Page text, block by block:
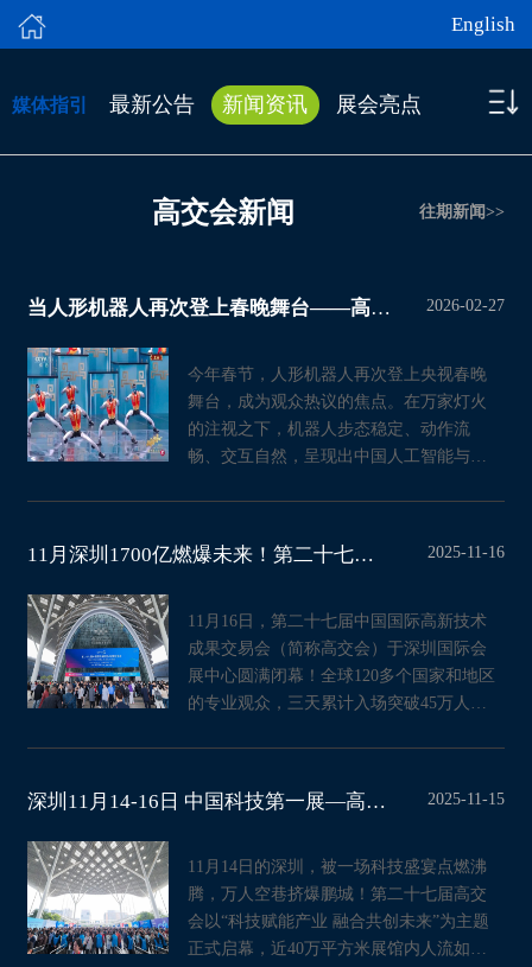
English
媒体指引 最新公告 新闻资讯 展会亮点
高交会新闻 往期新闻>>
当人形机器人再次登上春晚舞台——高交会亚洲机器人产业链展见证中国机器人 2026-02-27
今年春节，人形机器人再次登上央视春晚
舞台，成为观众热议的焦点。在万家灯火
的注视之下，机器人步态稳定、动作流
畅、交互自然，呈现出中国人工智能与机
11月深圳1700亿燃爆未来！第二十七届高交会圆满闭幕！ 2025-11-16
11月16日，第二十七届中国国际高新技术
成果交易会（简称高交会）于深圳国际会
展中心圆满闭幕！全球120多个国家和地区
的专业观众，三天累计入场突破45万人
深圳11月14-16日 中国科技第一展—高交会人山人海 观者如潮 2025-11-15
11月14日的深圳，被一场科技盛宴点燃沸
腾，万人空巷挤爆鹏城！第二十七届高交
会以“科技赋能产业 融合共创未来”为主题
正式启幕，近40万平方米展馆内人流如